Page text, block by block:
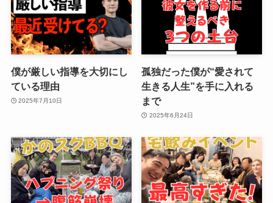
僕が厳しい指導を大切にし
ている理由
2025年7月10日
孤独だった僕が“愛されて
生きる人生”を手に入れる
まで
2025年6月24日